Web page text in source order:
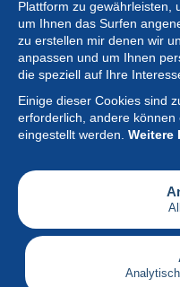
Plattform zu gewährleisten,
um Ihnen das Surfen
zu erstellen mir denen wir
anpassen und um Ihnen
die speziell auf Ihre
Einige dieser Cookies sind
erforderlich, andere
eingestellt werden. Weitere
Sammlung
Neuigkeiten
Artikel
Gesellschaft
Serviceleistungen
Schreiben